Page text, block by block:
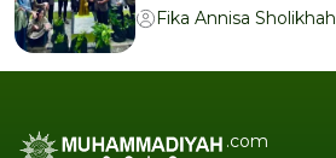
Fika Annisa Sholikhah
.com